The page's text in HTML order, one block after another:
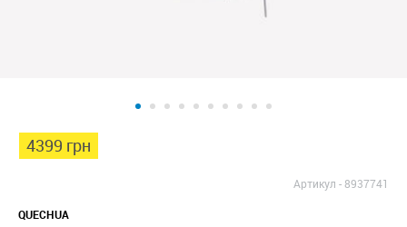
4399 грн
Артикул -8937741
QUECHUA